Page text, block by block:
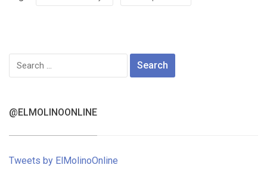
Search
for:
@ELMOLINOONLINE
Tweets by ElMolinoOnline